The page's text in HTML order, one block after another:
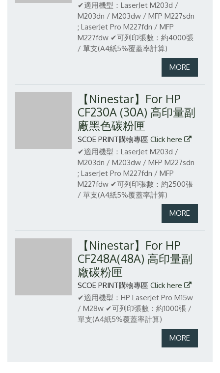
✔適用機型：LaserJet M203d /
M203dn / M203dw / MFP M227sdn
; LaserJet Pro M227fdn / MFP
M227fdw ✔可列印張數：約4000張
/ 單支(A4紙5%覆蓋率計算)
【Ninestar】For HP
CF230A (30A) 高印量副
廠黑色碳粉匣
SCOE PRINT購物專區 Click here
✔適用機型：LaserJet M203d /
M203dn / M203dw / MFP M227sdn
; LaserJet Pro M227fdn / MFP
M227fdw ✔可列印張數：約2500張
/ 單支(A4紙5%覆蓋率計算)
【Ninestar】For HP
CF248A(48A) 高印量副
廠碳粉匣
SCOE PRINT購物專區 Click here
✔適用機型：HP LaserJet Pro M15w
/ M28w ✔可列印張數：約1000張 /
單支(A4紙5%覆蓋率計算)